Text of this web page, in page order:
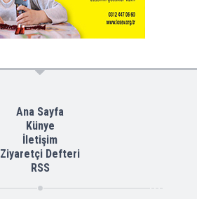
Ana Sayfa
Künye
İletişim
Ziyaretçi Defteri
RSS